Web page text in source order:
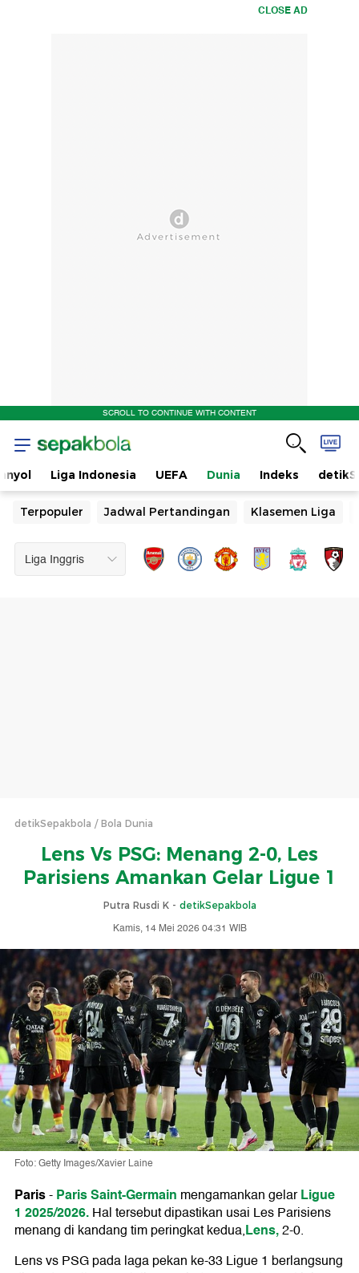
CLOSE AD
SCROLL TO CONTINUE WITH CONTENT
Liga Indonesia UEFA Dunia Indeks
Terpopuler Jadwal Pertandingan Klasemen Liga
detikSepakbola Bola Dunia
Lens Vs PSG: Menang 2-0, Les
Parisiens Amankan Gelar Ligue 1
Putra Rusdi K - detikSepakbola
Kamis, 14 Mei 2026 04:31 WIB
Foto: Getty Images/Xavier Laine
Paris-Paris Saint-Germain mengamankan gelarLigue
1 2025/2026.Hal tersebut dipastikan usai Les Parisiens
menang di kandang tim peringkat kedua,Lens,2-0.
Lens vs PSG pada laga pekan ke-33 Ligue 1 berlangsung